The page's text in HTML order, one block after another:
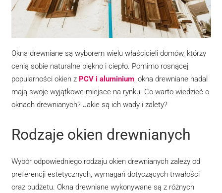
Okna drewniane są wyborem wielu właścicieli domów, którzy
cenią sobie naturalne piękno i ciepło. Pomimo rosnącej
popularności okien z PCV i aluminium, okna drewniane nadal
mają swoje wyjątkowe miejsce na rynku. Co warto wiedzieć o
oknach drewnianych? Jakie są ich wady i zalety?
Rodzaje okien drewnianych
Wybór odpowiedniego rodzaju okien drewnianych zależy od
preferencji estetycznych, wymagań dotyczących trwałości
oraz budżetu. Okna drewniane wykonywane są z różnych
poprawić
funkcjonalność
i strukturę
strony
internetowej,
na podstawie
tego, jak
strona jest
używana.
Doświadczenie
internetowa
podczas
twojego
przejścia na
nią. Jeśli